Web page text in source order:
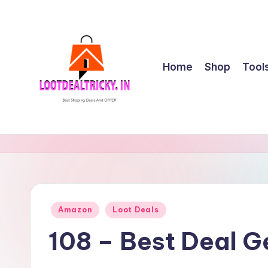
l
o
oShopping
Offers
Home Shop
Posted
Amazon Loot Deals
108 – Best Deal